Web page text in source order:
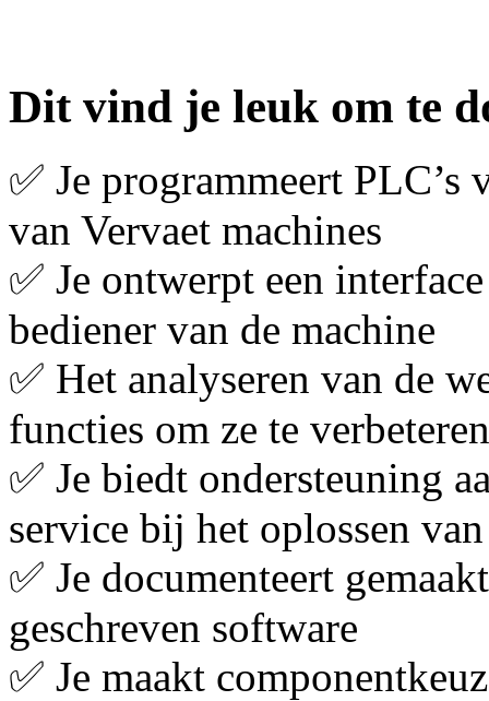
Dit vind je leuk om te
✅ Je programmeert PLC’s
van Vervaet machines
✅ Je ontwerpt een
bediener van de machine
✅ Het analyseren van de
functies om ze te verbeteren
✅ Je biedt ondersteuning
service bij het oplossen
✅ Je documenteert
geschreven software
✅ Je maakt